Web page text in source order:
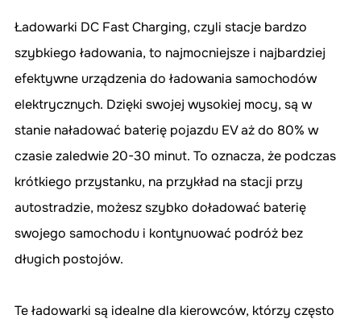
Ładowarki DC Fast Charging, czyli stacje bardzo
szybkiego ładowania, to najmocniejsze i najbardziej
efektywne urządzenia do ładowania samochodów
elektrycznych. Dzięki swojej wysokiej mocy, są w
stanie naładować baterię pojazdu EV aż do 80% w
czasie zaledwie 20-30 minut. To oznacza, że podczas
krótkiego przystanku, na przykład na stacji przy
autostradzie, możesz szybko doładować baterię
swojego samochodu i kontynuować podróż bez
długich postojów.
Te ładowarki są idealne dla kierowców, którzy często